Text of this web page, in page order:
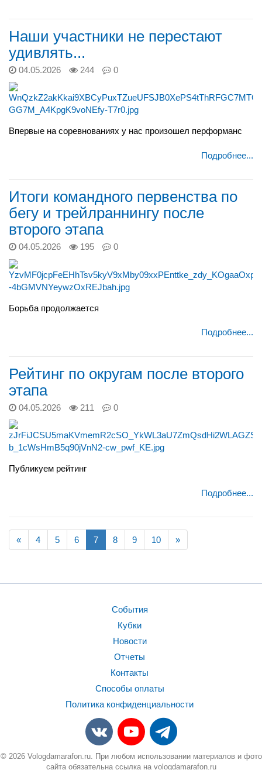
Наши участники не перестают
удивлять...
04.05.2026 244 0
Впервые на соревнованиях у нас произошел перформанс
Подробнее...
Итоги командного первенства по
бегу и трейлраннингу после
второго этапа
04.05.2026 195 0
Борьба продолжается
Подробнее...
Рейтинг по округам после второго
этапа
04.05.2026 211 0
Публикуем рейтинг
Подробнее...
« 4 5 6 7 8 9 10 »
События
Кубки
Новости
Отчеты
Контакты
Способы оплаты
Политика конфиденциальности
© 2026 Vologdamarafon.ru. При любом использовании материалов и фото
сайта обязательна ссылка на vologdamarafon.ru